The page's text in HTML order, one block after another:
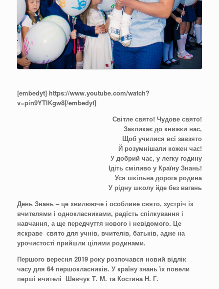
[embedyt] https://www.youtube.com/watch?
v=pin9YTlKgw8[/embedyt]
Світле свято! Чудове свято!
Закликає до книжки нас,
Щоб училися всі завзято
Й розумнішали кожен час!
У добрий час, у легку годину
Ідіть сміливо у Країну Знань!
Уся шкільна дорога родина
У рідну школу йде без вагань
День Знань – це хвилююче і особливе свято, зустріч із
вчителями і однокласниками, радість спілкування і
навчання, а ще передчуття нового і невідомого. Це
яскраве свято для учнів, вчителів, батьків, адже на
урочистості прийшли цілими родинами.
Першого вересня 2019 року розпочався новий відлік
часу для 64 першокласників. У країну знань їх повели
перші вчителі Шевчук Т. М. та Костина Н. Г.